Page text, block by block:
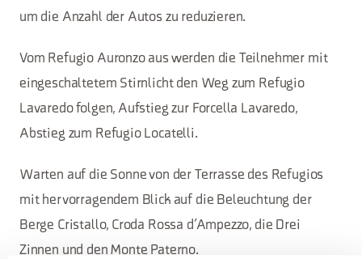
um die Anzahl der Autos zu reduzieren.
Vom Refugio Auronzo aus werden die Teilnehmer mit
eingeschaltetem Stirnlicht den Weg zum Refugio
Lavaredo folgen, Aufstieg zur Forcella Lavaredo,
Abstieg zum Refugio Locatelli.
Warten auf die Sonne von der Terrasse des Refugios
mit hervorragendem Blick auf die Beleuchtung der
Berge Cristallo, Croda Rossa d’Ampezzo, die Drei
Zinnen und den Monte Paterno.